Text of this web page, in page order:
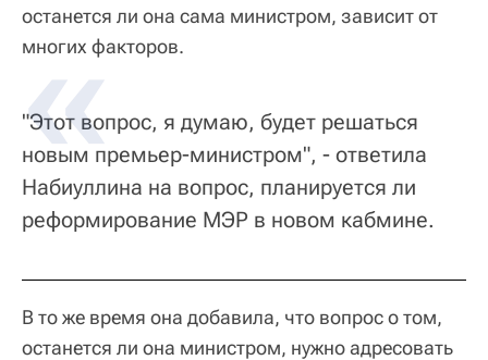
останется ли она сама министром, зависит от
многих факторов.
"Этот вопрос, я думаю, будет решаться
новым премьер-министром", - ответила
Набиуллина на вопрос, планируется ли
реформирование МЭР в новом кабмине.
В то же время она добавила, что вопрос о том,
останется ли она министром, нужно адресовать